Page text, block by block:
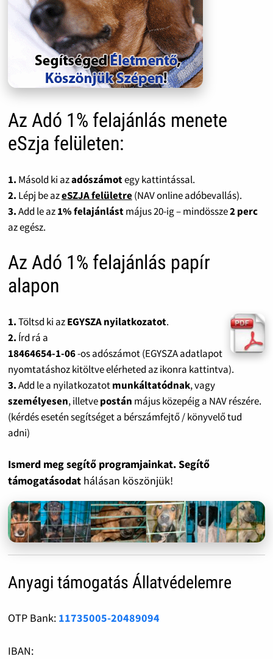
Az Adó 1% felajánlás menete
eSzja felületen:
1. Másold ki azadószámotegy kattintással.
2. Lépj be azeSZJA felületre(NAV online adóbevallás).
3.Add le az1% felajánlástmájus 20-ig – mindössze2 perc
az egész.
Az Adó 1% felajánlás papír
alapon
1.Töltsd ki azEGYSZA nyilatkozatot.
2. Írd rá a
18464654-1-06-os adószámot (EGYSZA adatlapot
nyomtatáshoz kitöltve elérheted az ikonra kattintva).
3.Add le a nyilatkozatotmunkáltatódnak, vagy
személyesen, illetvepostán május közepéig a NAV részére.
(kérdés esetén segítséget a bérszámfejtő / könyvelő tud
adni)
Ismerd meg segítő programjainkat. Segítő
támogatásodat hálásan köszönjük!
Anyagi támogatás Állatvédelemre
OTP Bank: 11735005-20489094
IBAN: